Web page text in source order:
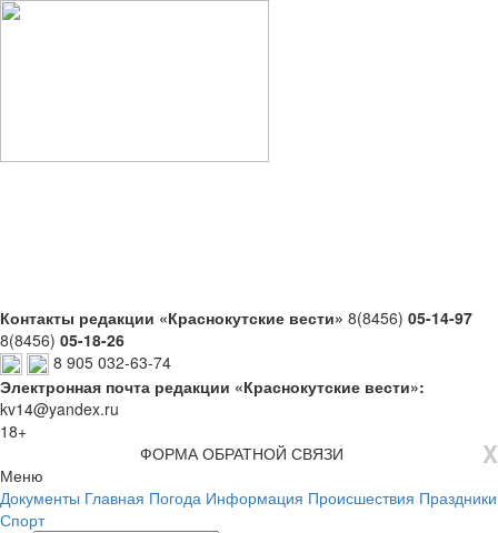
Контакты редакции «Краснокутские вести» 8(8456) 05-14-97
8(8456) 05-18-26
8 905 032-63-74
Электронная почта редакции «Краснокутские вести»:
kv14@yandex.ru
18+
X
ФОРМА ОБРАТНОЙ СВЯЗИ
Меню
Документы Главная Погода Информация Происшествия Праздники
Спорт